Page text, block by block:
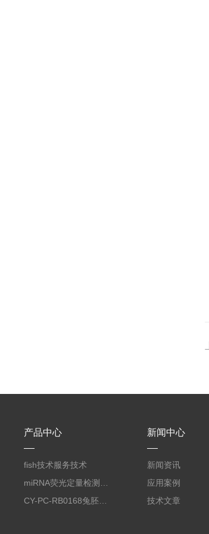
产品中心
fish技术服务技术
新闻中心
新闻资讯
应用案例
技术文章